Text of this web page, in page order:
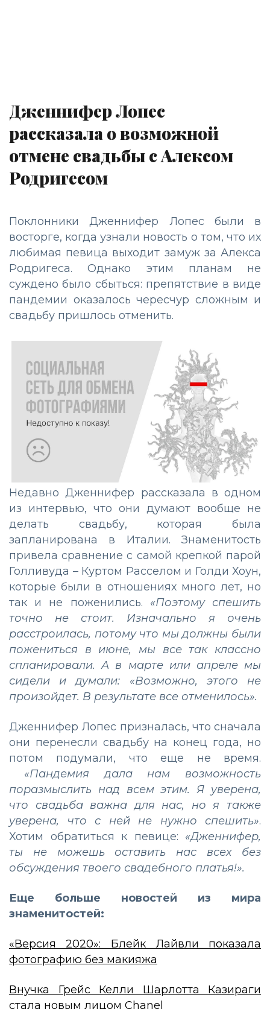
Дженнифер Лопес
рассказала о возможной
отмене свадьбы с Алексом
Родригесом
Поклонники Дженнифер Лопес были в
восторге, когда узнали новость о том, что их
любимая певица выходит замуж за Алекса
Родригеса. Однако этим планам не
суждено было сбыться: препятствие в виде
пандемии оказалось чересчур сложным и
свадьбу пришлось отменить.
Недавно Дженнифер рассказала в одном
из интервью, что они думают вообще не
делать свадьбу, которая была
запланирована в Италии. Знаменитость
привела сравнение с самой крепкой парой
Голливуда – Куртом Расселом и Голди Хоун,
которые были в отношениях много лет, но
так и не поженились. «Поэтому спешить
точно не стоит. Изначально я очень
расстроилась, потому что мы должны были
пожениться в июне, мы все так классно
спланировали. А в марте или апреле мы
сидели и думали: «Возможно, этого не
произойдет. В результате все отменилось».
Дженнифер Лопес призналась, что сначала
они перенесли свадьбу на конец года, но
потом подумали, что еще не время.
«Пандемия дала нам возможность
поразмыслить над всем этим. Я уверена,
что свадьба важна для нас, но я также
уверена, что с ней не нужно спешить».
Хотим обратиться к певице: «Дженнифер,
ты не можешь оставить нас всех без
обсуждения твоего свадебного платья!».
Еще больше новостей из мира
знаменитостей:
«Версия 2020»: Блейк Лайвли показала
фотографию без макияжа
Внучка Грейс Келли Шарлотта Казираги
стала новым лицом Chanel